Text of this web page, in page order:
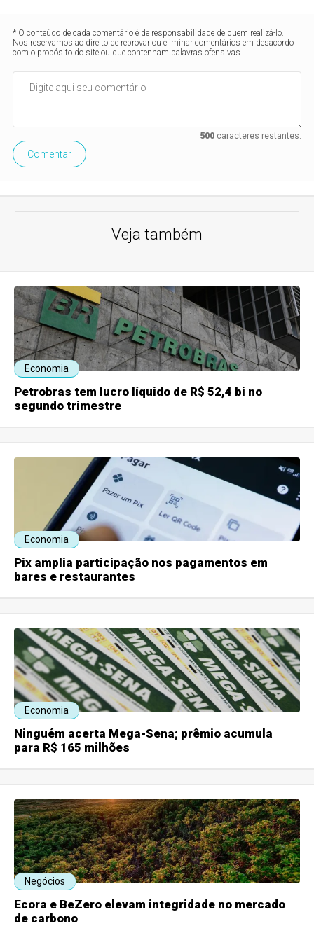
* O conteúdo de cada comentário é de responsabilidade de quem realizá-lo.
Nos reservamos ao direito de reprovar ou eliminar comentários em desacordo
com o propósito do site ou que contenham palavras ofensivas.
500caracteres restantes.
Comentar
Veja também
Economia
Petrobras tem lucro líquido de R$ 52,4 bi no
segundo trimestre
Economia
Pix amplia participação nos pagamentos em
bares e restaurantes
Economia
Ninguém acerta Mega-Sena; prêmio acumula
para R$ 165 milhões
Negócios
Ecora e BeZero elevam integridade no mercado
de carbono